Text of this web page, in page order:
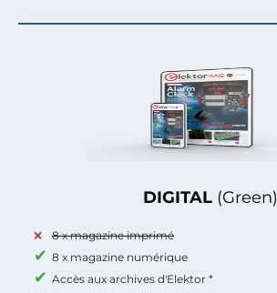
DIGITAL (Green)
8 x magazine imprimé
8 x magazine numérique
Accès aux archives d'Elektor *